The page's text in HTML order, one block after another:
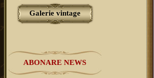
Galerie vintage
ABONARE NEWS